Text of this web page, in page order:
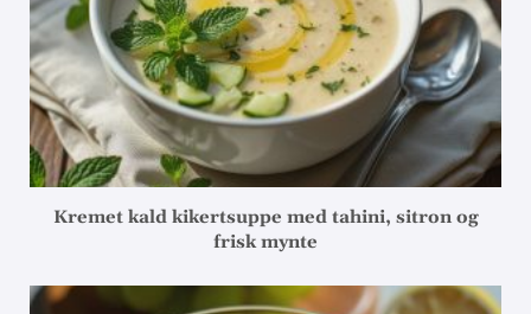
Kremet kald kikertsuppe med tahini, sitron og
frisk mynte